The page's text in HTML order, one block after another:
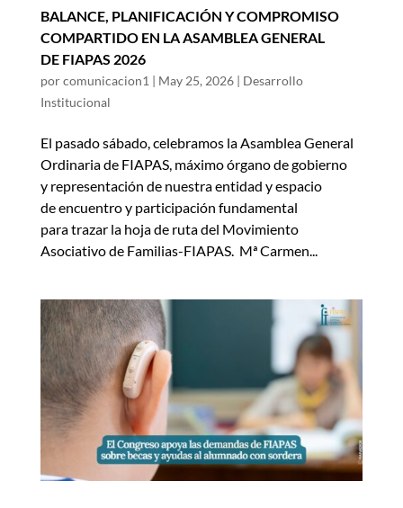
BALANCE, PLANIFICACIÓN Y COMPROMISO
COMPARTIDO EN LA ASAMBLEA GENERAL
DE FIAPAS 2026
porcomunicacion1 | May 25, 2026| Desarrollo
Institucional
El pasado sábado, celebramos la Asamblea General
Ordinaria de FIAPAS, máximo órgano de gobierno
y representación de nuestra entidad y espacio
de encuentro y participación fundamental
para trazar la hoja de ruta del Movimiento
Asociativo de Familias-FIAPAS. Mª Carmen...